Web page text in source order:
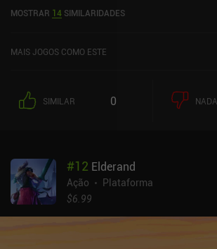
e tem uma classificação atual de 4,6 de 5,0 na
MOSTRAR 14 SIMILARIDADES
MAIS JOGOS COMO ESTE
SIMILAR 0
#12 Elderand
Ação
Plataforma
$6.99